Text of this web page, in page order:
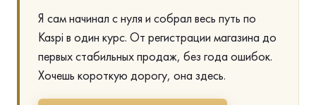
Я сам начинал с нуля и собрал весь путь по
Kaspi в один курс. От регистрации магазина до
первых стабильных продаж, без года ошибок.
Хочешь короткую дорогу, она здесь.